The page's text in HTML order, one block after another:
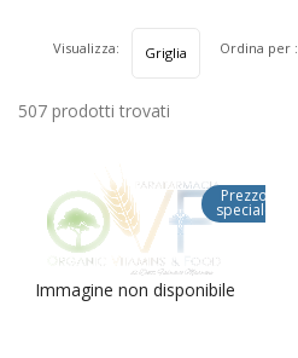
507 prodotti trovati
Visualizza: Ordina per :
Immagine non disponibile
Prezzo
speciale